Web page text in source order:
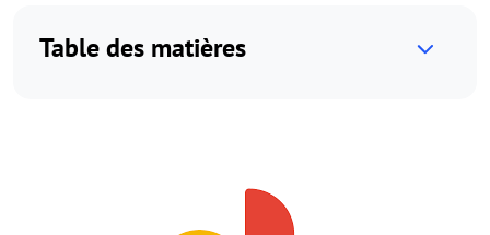
Table des matières